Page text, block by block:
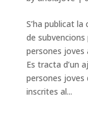
S’ha publicat
de
persones joves
Es tracta d’un
persones joves
inscrites al...